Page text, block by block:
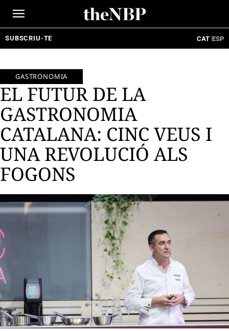
SUBSCRIU-TE CAT ESP
GASTRONOMIA
EL FUTUR DE LA
GASTRONOMIA
CATALANA: CINC VEUS I
UNA REVOLUCIÓ ALS
FOGONS